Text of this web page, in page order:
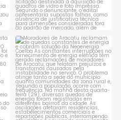
Moradores de Aracatu
reclamam de quedas
constantes ...
1 0